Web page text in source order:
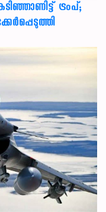
ട്രംപ്;